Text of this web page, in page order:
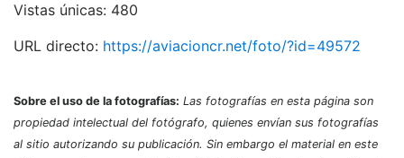
Vistas únicas: 480
URL directo: https://aviacioncr.net/foto/?id=49572
Sobre el uso de la fotografías: Las fotografías en esta página son
propiedad intelectual del fotógrafo, quienes envían sus fotografías
al sitio autorizando su publicación. Sin embargo el material en este